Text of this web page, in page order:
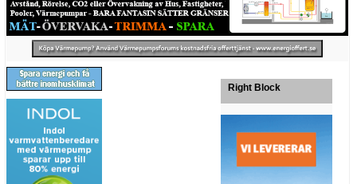
Right Block